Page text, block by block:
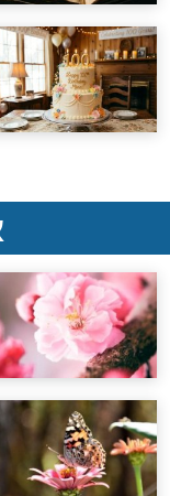
יוסף: במה צריך
שבבידוד